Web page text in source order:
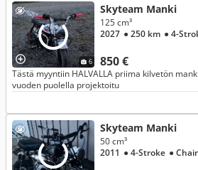
6
Skyteam Manki
850 €
125 cm³
2027 ● 250 km ● 4-
Tästä myyntiin HALVALLA priima kilvetön
vuoden puolella projektoitu
Skyteam Manki
50 cm³
2011 ● 4-Stroke ●